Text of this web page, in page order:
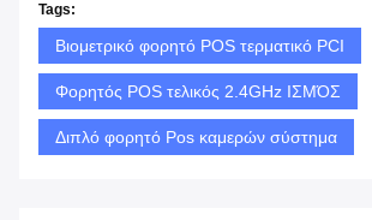
Tags:
Βιομετρικό φορητό POS τερματικό PCI
Φορητός POS τελικός 2.4GHz ΙΣΜΌΣ
Διπλό φορητό Pos καμερών σύστημα